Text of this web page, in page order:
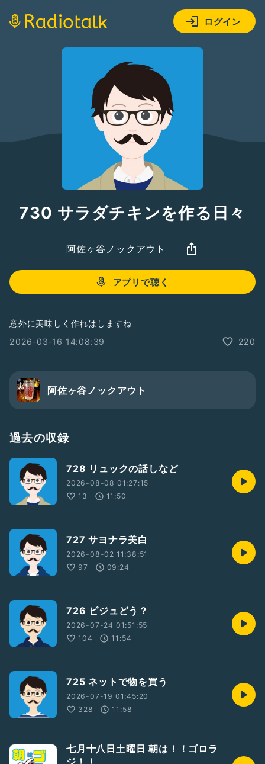
ログイン
730 サラダチキンを作る日々
阿佐ヶ谷ノックアウト
アプリで聴く
意外に美味しく作れはしますね
2026-03-16 14:08:39
220
阿佐ヶ谷ノックアウト
過去の収録
728 リュックの話しなど
2026-08-08 01:27:15
13
11:50
727 サヨナラ美白
2026-08-02 11:38:51
97
09:24
726 ビジュどう？
2026-07-24 01:51:55
104
11:54
725 ネットで物を買う
2026-07-19 01:45:20
328
11:58
七月十八日土曜日 朝は！！ゴロラ
ジ！！